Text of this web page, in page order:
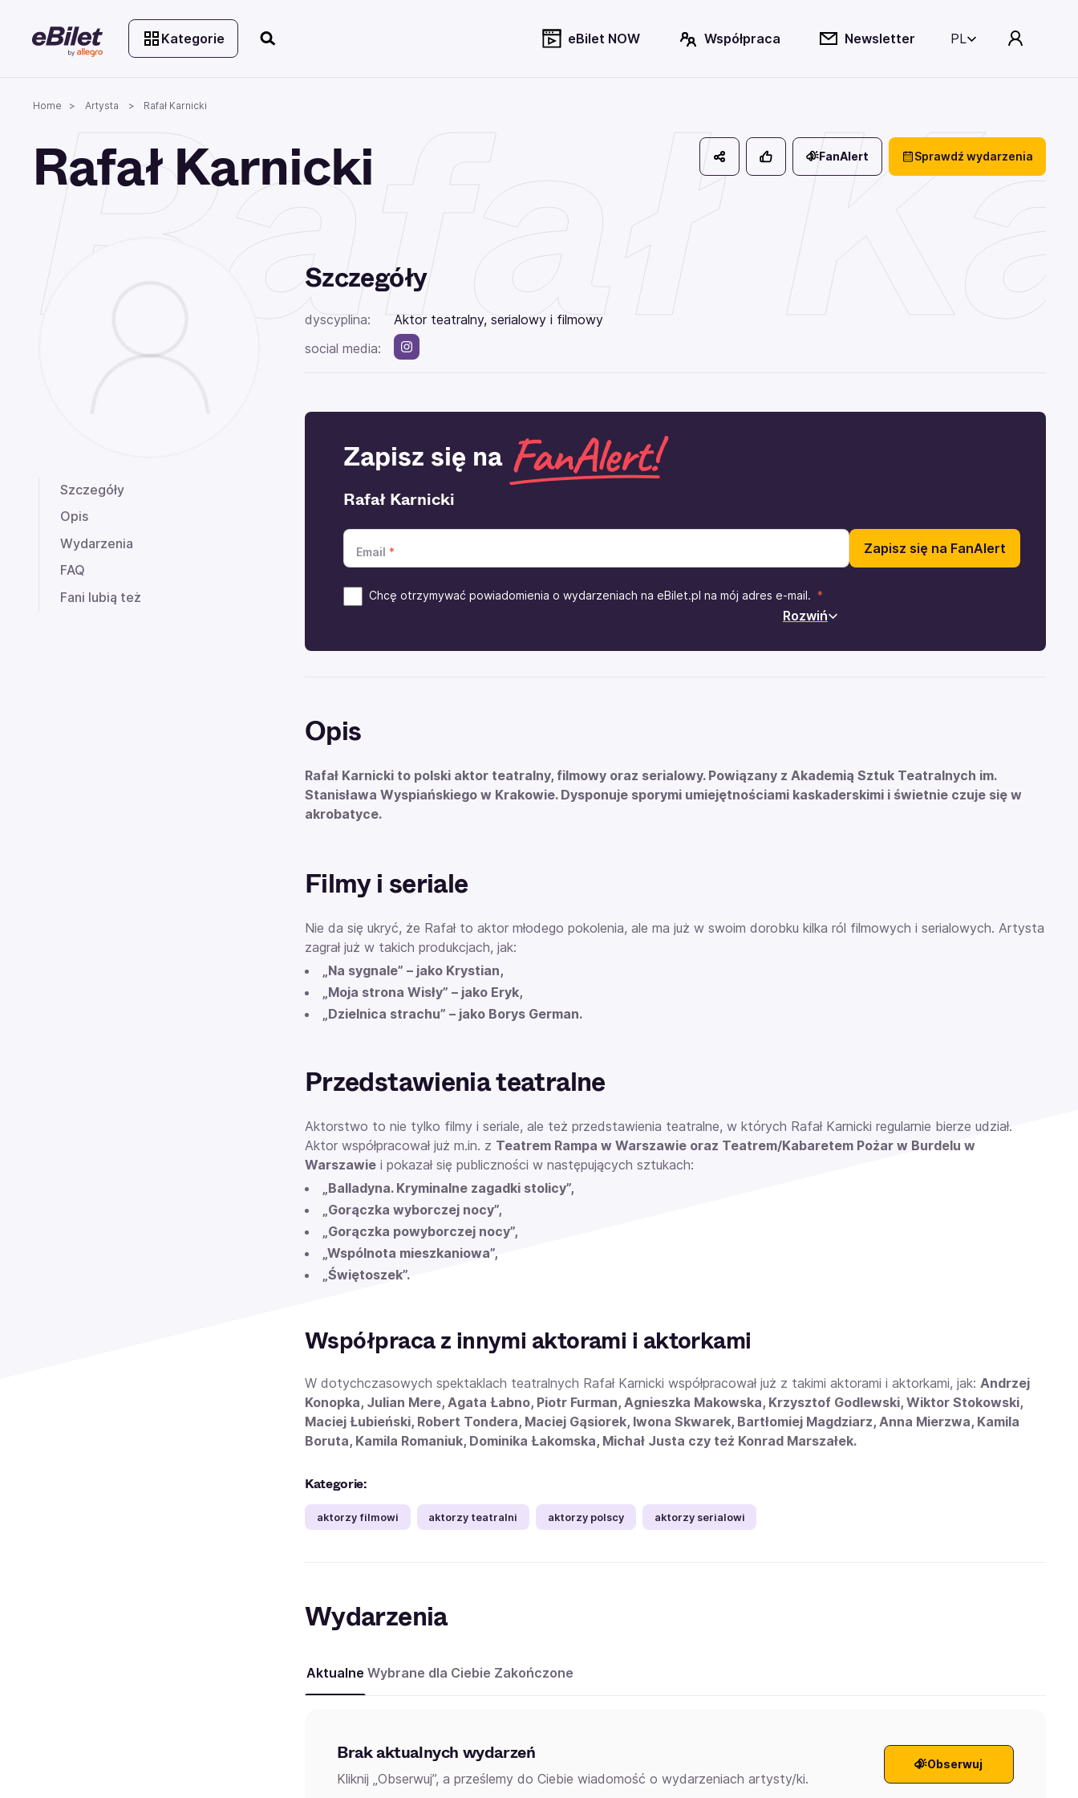
Kategorie eBilet NOW Współpraca Newsletter PL
Home Artysta Rafał Karnicki
Rafał
Rafał Karnicki FanAlert Sprawdź wydarzenia
Szczegóły
Opis
Wydarzenia
FAQ
Fani lubią też
Szczegóły
dyscyplina:
Aktor teatralny, serialowy i filmowy
social media:
Zapisz się na
Rafał Karnicki
Email Zapisz się na FanAlert
Chcę otrzymywać powiadomienia o wydarzeniach na eBilet.pl na mój adres e-mail.
Rozwiń
Opis
Rafał Karnicki to polski aktor teatralny, filmowy oraz serialowy. Powiązany z Akademią Sztuk Teatralnych im.
Stanisława Wyspiańskiego w Krakowie. Dysponuje sporymi umiejętnościami kaskaderskimi i świetnie czuje się w
akrobatyce.
Filmy i seriale
Nie da się ukryć, że Rafał to aktor młodego pokolenia, ale ma już w swoim dorobku kilka ról filmowych i serialowych. Artysta
zagrał już w takich produkcjach, jak:
„Na sygnale” – jako Krystian,
„Moja strona Wisły” – jako Eryk,
„Dzielnica strachu” – jako Borys German.
Przedstawienia teatralne
Aktorstwo to nie tylko filmy i seriale, ale też przedstawienia teatralne, w których Rafał Karnicki regularnie bierze udział.
Aktor współpracował już m.in. z Teatrem Rampa w Warszawie oraz Teatrem/Kabaretem Pożar w Burdelu w
Warszawie i pokazał się publiczności w następujących sztukach:
„Balladyna. Kryminalne zagadki stolicy”,
„Gorączka wyborczej nocy”,
„Gorączka powyborczej nocy”,
„Wspólnota mieszkaniowa”,
„Świętoszek”.
Współpraca z innymi aktorami i aktorkami
W dotychczasowych spektaklach teatralnych Rafał Karnicki współpracował już z takimi aktorami i aktorkami, jak: Andrzej
Konopka, Julian Mere, Agata Łabno, Piotr Furman, Agnieszka Makowska, Krzysztof Godlewski, Wiktor Stokowski,
Maciej Łubieński, Robert Tondera, Maciej Gąsiorek, Iwona Skwarek, Bartłomiej Magdziarz, Anna Mierzwa, Kamila
Boruta, Kamila Romaniuk, Dominika Łakomska, Michał Justa czy też Konrad Marszałek.
Kategorie:
aktorzy filmowi aktorzy teatralni aktorzy polscy aktorzy serialowi
Wydarzenia
Aktualne Wybrane dla Ciebie Zakończone
Brak aktualnych wydarzeń
Kliknij „Obserwuj”, a prześlemy do Ciebie wiadomość o wydarzeniach artysty/ki.
Obserwuj